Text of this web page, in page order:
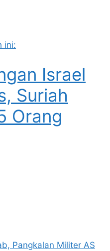
ini:
Israel
Suriah
Orang
Pangkalan Militer AS